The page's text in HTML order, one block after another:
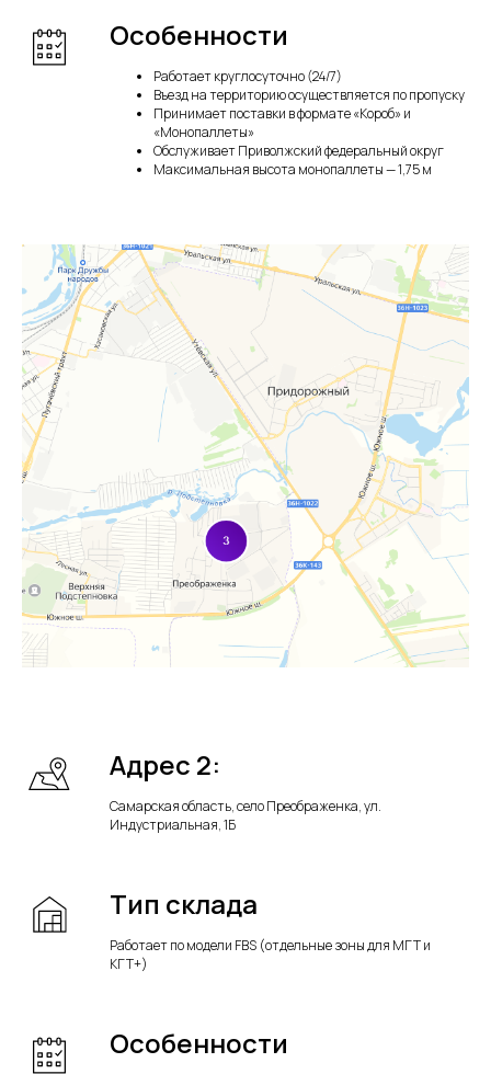
Особенности
Работает круглосуточно (24/7)
Въезд на территорию осуществляется по пропуску
Принимает поставки в формате «Короб» и
«Монопаллеты»
Обслуживает Приволжский федеральный округ
Максимальная высота монопаллеты — 1,75 м
Адрес 2:
Самарская область, село Преображенка, ул.
Индустриальная, 1Б
Тип склада
Работает по модели FBS (отдельные зоны для МГТ и
КГТ+)
Особенности